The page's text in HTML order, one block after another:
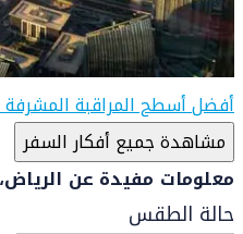
أفضل أسطح المراقبة
مشاهدة جميع أفكار السفر
معلومات مفيدة عن
حالة الطقس